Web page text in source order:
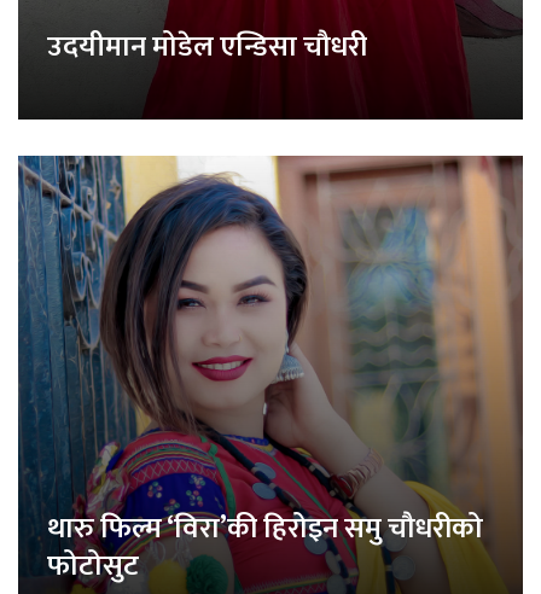
उदयीमान मोडेल एन्डिसा चौधरी
थारु फिल्म ‘विरा’की हिरोइन समु चौधरीको
फोटोसुट